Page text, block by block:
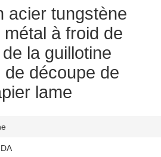
acier tungstène
à froid de
la guillotine
de découpe de
lame